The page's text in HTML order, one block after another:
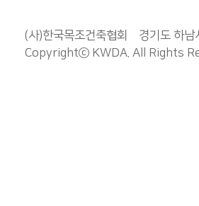
(사)한국목조건축협회 경기도
Copyrightⓒ KWDA. All Rights